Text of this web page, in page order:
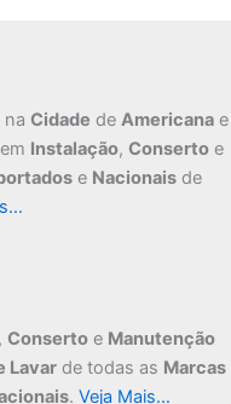
na Cidade de Americana e
Instalação, Conserto e
e Nacionais de
, Conserto e Manutenção
Lavar de todas as Marcas
. Veja Mais…